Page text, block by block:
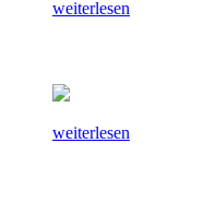
weiterlesen
weiterlesen